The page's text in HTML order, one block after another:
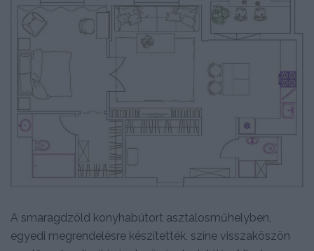
A smaragdzöld konyhabútort asztalosműhelyben,
egyedi megrendelésre készítették, színe visszaköszön